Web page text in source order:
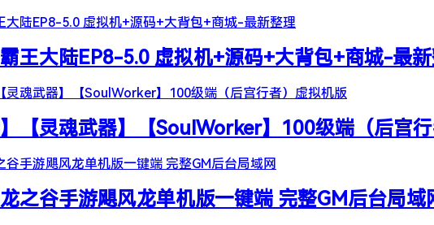
王大陆EP8-5.0 虚拟机+源码+大背包+商城-最
】【灵魂武器】【SoulWorker】100级端（后宫
之谷手游飓风龙单机版一键端 完整GM后台局域